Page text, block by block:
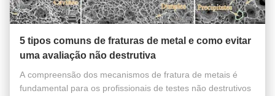
5 tipos comuns de fraturas de metal e como evitar
uma avaliação não destrutiva
A compreensão dos mecanismos de fratura de metais é
fundamental para os profissionais de testes não destrutivos